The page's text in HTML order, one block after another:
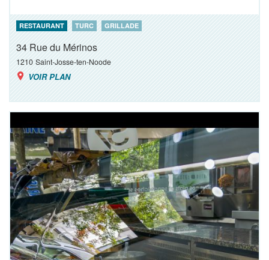
RESTAURANT TURC GRILLADE
34 Rue du Mérinos
1210 Saint-Josse-ten-Noode
VOIR PLAN